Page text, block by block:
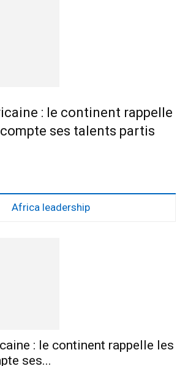
: le continent rappelle
ses talents partis
Africa leadership
: le continent rappelle les
ses...